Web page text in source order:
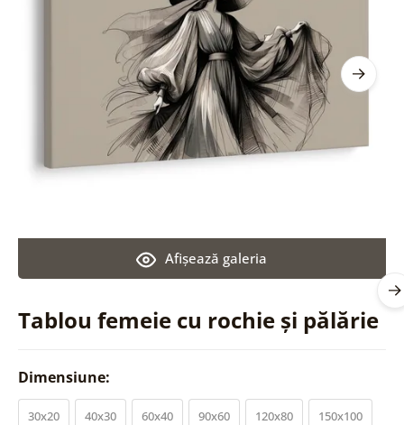
Tablou femeie cu rochie și pălărie
Afişează galeria
Dimensiune:
30x20 40x30 60x40 90x60 120x80 150x100